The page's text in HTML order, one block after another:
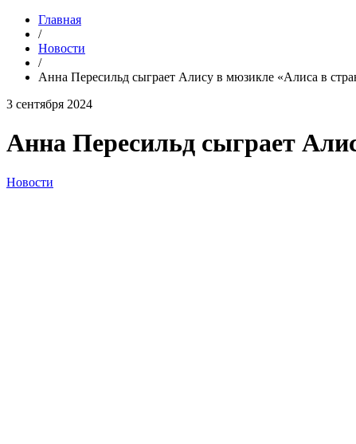
Главная
/
Новости
/
Анна Пересильд сыграет Алису в мюзикле «Алиса в
3 сентября 2024
Анна Пересильд сыграет
Новости